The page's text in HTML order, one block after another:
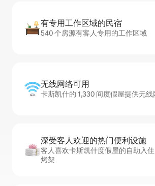
有专用工作区域的民宿
540 个房源有客人专用的工作区域
无线网络可用
卡斯凯什的 1,330 间度假屋提供无线
深受客人欢迎的热门便利设施
客人喜欢卡斯凯什度假屋的自助入
烤架